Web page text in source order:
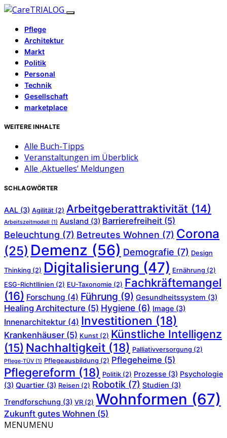
Pflege
Architektur
Markt
Politik
Personal
Technik
Gesellschaft
marketplace
WEITERE INHALTE
Alle Buch-Tipps
Veranstaltungen im Überblick
Alle ‚Aktuelles‘ Meldungen
SCHLAGWÖRTER
AAL (3) Agilität (2) Arbeitgeberattraktivität (14)
Arbeitszeitmodell (1) Ausland (3) Barrierefreiheit (5)
Beleuchtung (7) Betreutes Wohnen (7) Corona
(25) Demenz (56) Demografie (7) Design
Thinking (2) Digitalisierung (47) Ernährung (2)
ESG-Richtllinien (2) EU-Taxonomie (2) Fachkräftemangel
(16) Forschung (4) Führung (9) Gesundheitssystem (3)
Healing Architecture (5) Hygiene (6) Image (3)
Innenarchitektur (4) Investitionen (18)
Krankenhäuser (5) Kunst (2) Künstliche Intelligenz
(15) Nachhaltigkeit (18) Palliativversorgung (2)
Pflege-TÜV (1) Pflegeausbildung (2) Pflegeheime (5)
Pflegereform (18) Politik (2) Prozesse (3) Psychologie
(3) Quartier (3) Reisen (2) Robotik (7) Studien (3)
Trendforschung (3) VR (2) Wohnformen (67)
Zukunft gutes Wohnen (5)
MENUMENU